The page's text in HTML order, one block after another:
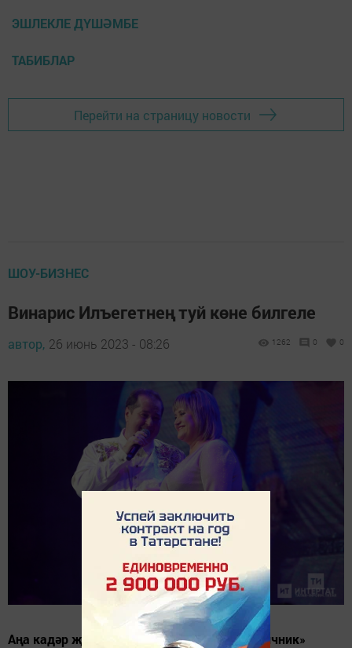
ЭШЛЕКЛЕ ДҮШӘМБЕ
ТАБИБЛАР
Перейти на страницу новости
ШОУ-БИЗНЕС
Винарис Илъегетнең туй көне билгеле
автор, 26 июнь 2023 - 08:26 1262 0 0
Аңа кадәр җырчылар «мальчишник», «девичник»